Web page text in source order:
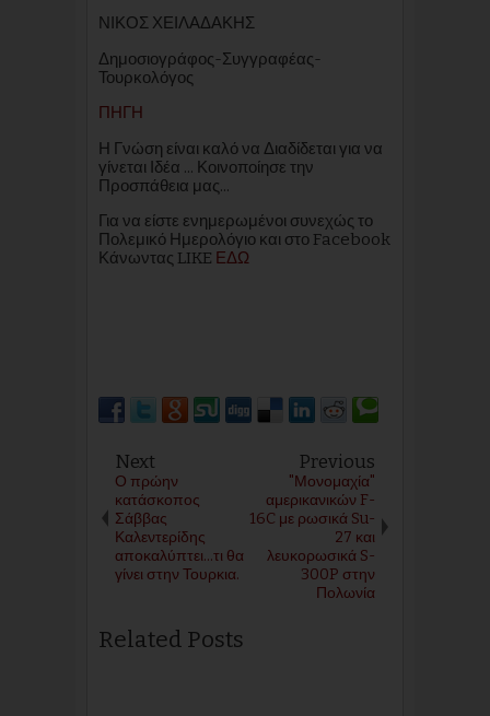
ΝΙΚΟΣ ΧΕΙΛΑΔΑΚΗΣ
Δημοσιογράφος-Συγγραφέας-
Τουρκολόγος
ΠΗΓΗ
Η Γνώση είναι καλό να Διαδίδεται για να
γίνεται Ιδέα ... Κοινοποίησε την
Προσπάθεια μας...
Για να είστε ενημερωμένοι συνεχώς το
Πολεμικό Ημερολόγιο και στο Facebook
Κάνωντας LIKE ΕΔΩ
Next
Ο πρώην
κατάσκοπος
Σάββας
Καλεντερίδης
αποκαλύπτει...τι θα
γίνει στην Τουρκια.
Previous
"Μονομαχία"
αμερικανικών F-
16C με ρωσικά Su-
27 και
λευκορωσικά S-
300P στην
Πολωνία
Related Posts